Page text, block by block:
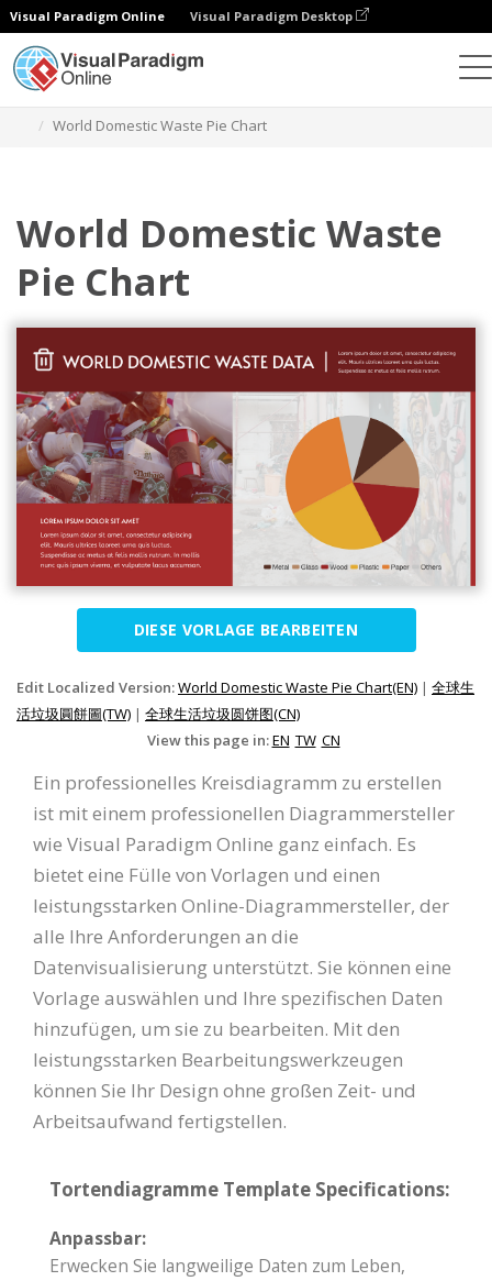
Visual Paradigm Online Visual Paradigm Desktop
World Domestic Waste Pie Chart
World Domestic Waste
Pie Chart
DIESE VORLAGE BEARBEITEN
Edit Localized Version:World Domestic Waste Pie Chart(EN) | 全球生
活垃圾圓餅圖(TW) | 全球生活垃圾圆饼图(CN)
View this page in:EN TW CN
Ein professionelles Kreisdiagramm zu erstellen
ist mit einem professionellen Diagrammersteller
wie Visual Paradigm Online ganz einfach. Es
bietet eine Fülle von Vorlagen und einen
leistungsstarken Online-Diagrammersteller, der
alle Ihre Anforderungen an die
Datenvisualisierung unterstützt. Sie können eine
Vorlage auswählen und Ihre spezifischen Daten
hinzufügen, um sie zu bearbeiten. Mit den
leistungsstarken Bearbeitungswerkzeugen
können Sie Ihr Design ohne großen Zeit- und
Arbeitsaufwand fertigstellen.
Tortendiagramme Template Specifications:
Anpassbar:
Erwecken Sie langweilige Daten zum Leben,